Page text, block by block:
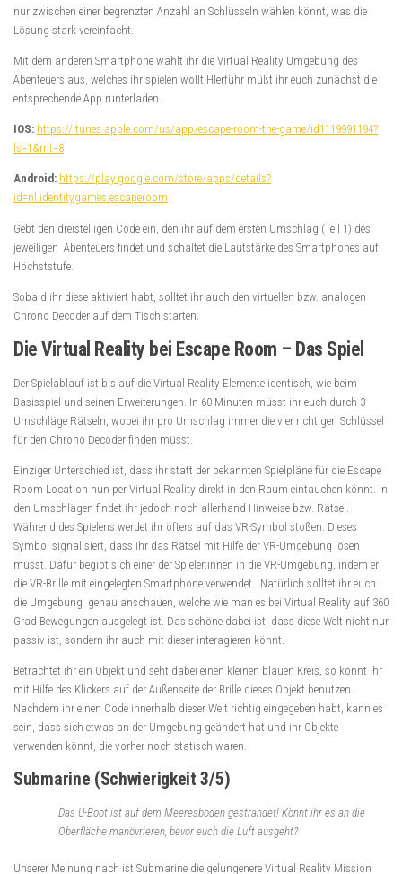
nur zwischen einer begrenzten Anzahl an Schlüsseln wählen könnt, was die
Lösung stark vereinfacht.
Mit dem anderen Smartphone wählt ihr die Virtual Reality Umgebung des
Abenteuers aus, welches ihr spielen wollt.HIerführ müßt ihr euch zunächst die
entsprechende App runterladen.
IOS: https://itunes.apple.com/us/app/escape-room-the-game/id1119991194?
ls=1&mt=8
Android: https://play.google.com/store/apps/details?
id=nl.identitygames.escaperoom
Gebt den dreistelligen Code ein, den ihr auf dem ersten Umschlag (Teil 1) des
jeweiligen Abenteuers findet und schaltet die Lautstärke des Smartphones auf
Höchststufe.
Sobald ihr diese aktiviert habt, solltet ihr auch den virtuellen bzw. analogen
Chrono Decoder auf dem Tisch starten.
Die Virtual Reality bei Escape Room – Das Spiel
Der Spielablauf ist bis auf die Virtual Reality Elemente identisch, wie beim
Basisspiel und seinen Erweiterungen. In 60 Minuten müsst ihr euch durch 3
Umschläge Rätseln, wobei ihr pro Umschlag immer die vier richtigen Schlüssel
für den Chrono Decoder finden müsst.
Einziger Unterschied ist, dass ihr statt der bekannten Spielpläne für die Escape
Room Location nun per Virtual Reality direkt in den Raum eintauchen könnt. In
den Umschlägen findet ihr jedoch noch allerhand Hinweise bzw. Rätsel.
Während des Spielens werdet ihr öfters auf das VR-Symbol stoßen. Dieses
Symbol signalisiert, dass ihr das Rätsel mit Hilfe der VR-Umgebung lösen
müsst. Dafür begibt sich einer der Spieler:innen in die VR-Umgebung, indem er
die VR-Brille mit eingelegten Smartphone verwendet. Natürlich solltet ihr euch
die Umgebung genau anschauen, welche wie man es bei Virtual Reality auf 360
Grad Bewegungen ausgelegt ist. Das schöne dabei ist, dass diese Welt nicht nur
passiv ist, sondern ihr auch mit dieser interagieren könnt.
Betrachtet ihr ein Objekt und seht dabei einen kleinen blauen Kreis, so könnt ihr
mit Hilfe des Klickers auf der Außenseite der Brille dieses Objekt benutzen.
Nachdem ihr einen Code innerhalb dieser Welt richtig eingegeben habt, kann es
sein, dass sich etwas an der Umgebung geändert hat und ihr Objekte
verwenden könnt, die vorher noch statisch waren.
Submarine (Schwierigkeit 3/5)
Das U-Boot ist auf dem Meeresboden gestrandet! Könnt ihr es an die
Oberfläche manövrieren, bevor euch die Luft ausgeht?
Unserer Meinung nach ist Submarine die gelungenere Virtual Reality Mission